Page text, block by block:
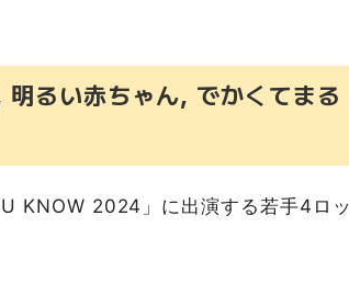
い赤ちゃん, でかくてまる
KNOW 2024」に出演する若手4ロッ